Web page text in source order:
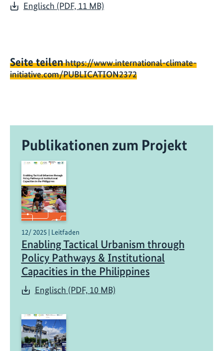
Englisch (PDF, 11 MB)
Seite teilenhttps://www.international-climate-
initiative.com/PUBLICATION2372
Publikationen zum Projekt
12/ 2025 | Leitfaden
Enabling Tactical Urbanism through
Policy Pathways & Institutional
Capacities in the Philippines
Englisch (PDF, 10 MB)